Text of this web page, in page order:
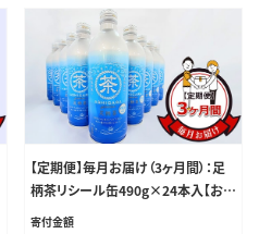
【定期便】毎月お届け（3ヶ月間）：足
柄茶リシール缶490g×24本入【お茶
足柄茶 神奈川県 南足柄市 】
寄付金額